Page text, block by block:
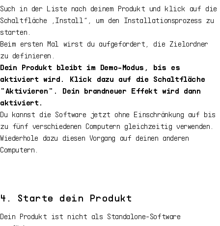
Such in der Liste nach deinem Produkt und klick auf die
Schaltfläche „Install“, um den Installationsprozess zu
starten.
Beim ersten Mal wirst du aufgefordert, die Zielordner
zu definieren.
Dein Produkt bleibt im Demo-Modus, bis es
aktiviert wird. Klick dazu auf die Schaltfläche
"Aktivieren". Dein brandneuer Effekt wird dann
aktiviert.
Du kannst die Software jetzt ohne Einschränkung auf bis
zu fünf verschiedenen Computern gleichzeitig verwenden.
Wiederhole dazu diesen Vorgang auf deinen anderen
Computern.
4. Starte dein Produkt
Dein Produkt ist nicht als Standalone-Software